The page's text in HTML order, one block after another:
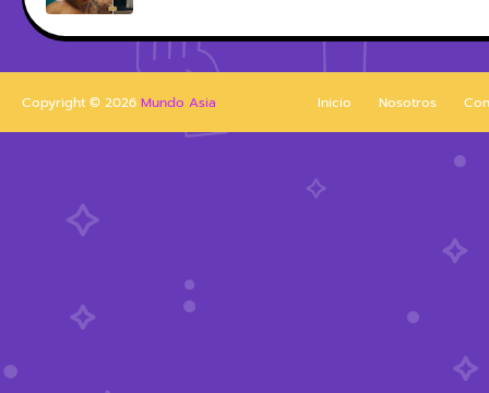
Inicio Nosotros
Copyright © 2026 Mundo Asia